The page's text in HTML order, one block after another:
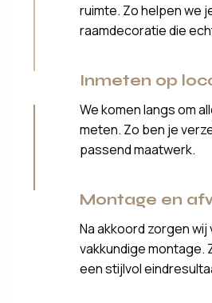
ruimte. Zo helpen we
raamdecoratie die
Inmeten op
We komen langs om
meten. Zo ben je
passend maatwerk.
Montage en
Na akkoord zorgen
vakkundige montage.
een stijlvol